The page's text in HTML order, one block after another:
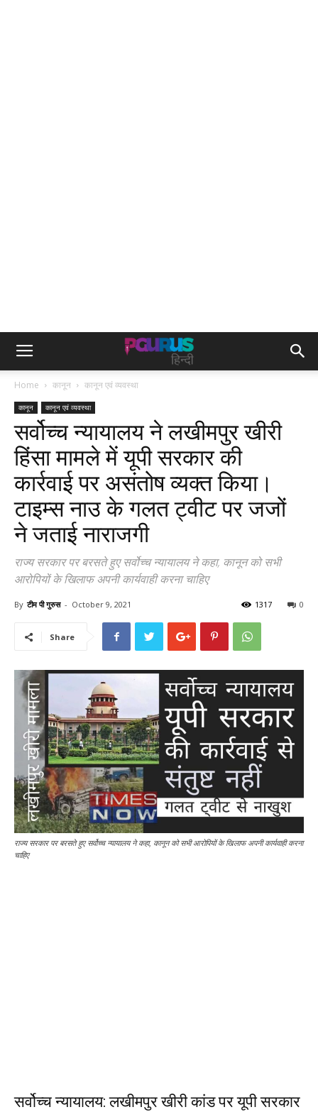
Home कानून कानून एवं व्यवस्था
कानून कानून एवं व्यवस्था
सर्वोच्च न्यायालय ने लखीमपुर खीरी
हिंसा मामले में यूपी सरकार की
कार्रवाई पर असंतोष व्यक्त किया।
टाइम्स नाउ के गलत ट्वीट पर जजों
ने जताई नाराजगी
राज्य सरकार पर बरसते हुए सर्वोच्च न्यायालय ने कहा, कानून को सभी
आरोपियों के खिलाफ अपनी कार्यवाही करना चाहिए
By टीम पी गुरुस - October 9, 2021 0
1317
Share
राज्य सरकार पर बरसते हुए सर्वोच्च न्यायालय ने कहा, कानून को सभी आरोपियों के खिलाफ अपनी कार्यवाही करना
चाहिए
सर्वोच्च न्यायालय: लखीमपुर खीरी कांड पर यूपी सरकार